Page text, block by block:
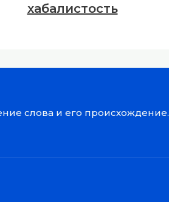
хабалистость
слова и его происхождение.